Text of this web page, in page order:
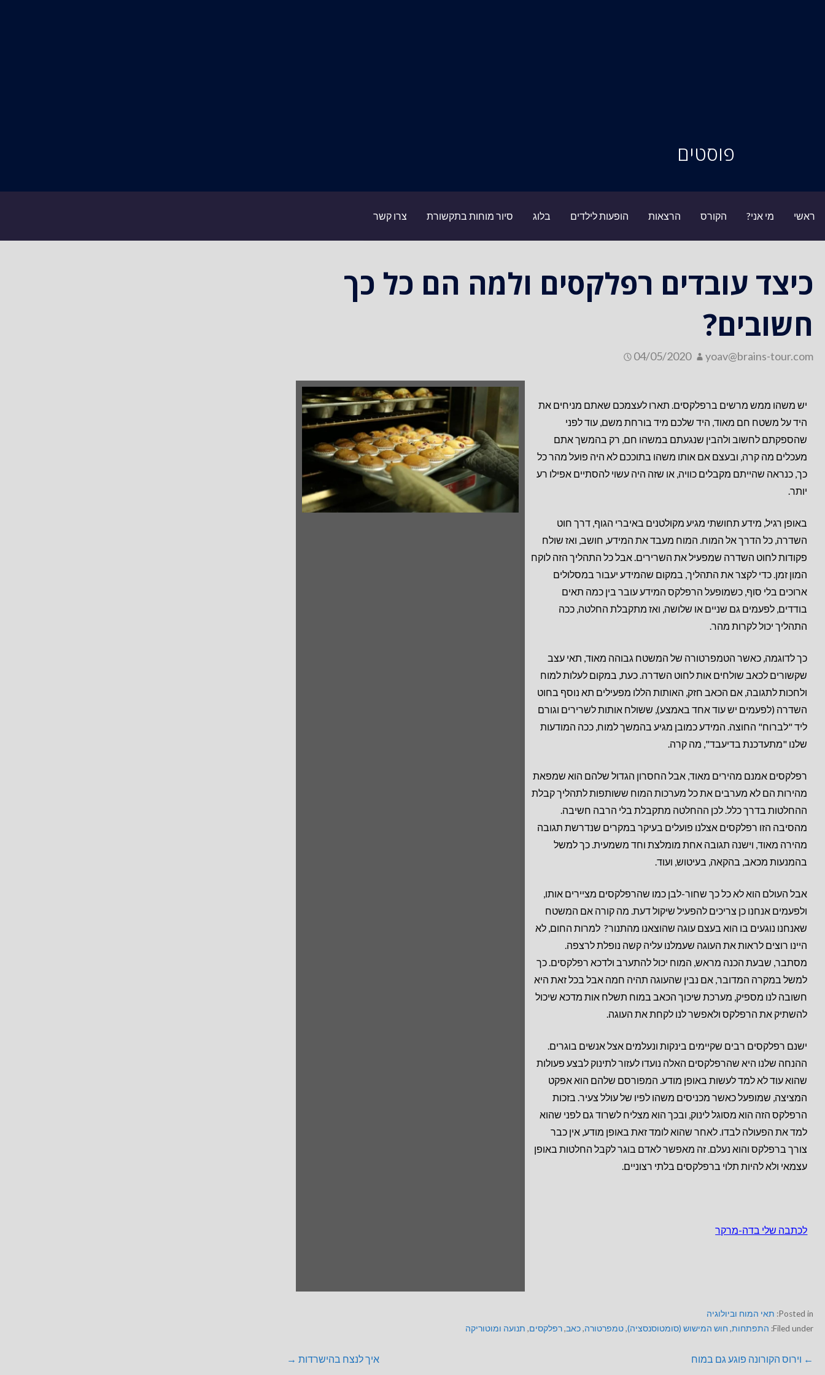
פוסטים
ראשי מי אני? הקורס הרצאות הופעות לילדים בלוג סיור מוחות בתקשורת צרו קשר
כיצד עובדים רפלקסים ולמה הם כל כך
חשובים?
04/05/2020 yoav@brains-tour.com
יש משהו ממש מרשים ברפלקסים. תארו לעצמכם שאתם מניחים את
היד על משטח חם מאוד, היד שלכם מיד בורחת משם, עוד לפני
שהספקתם לחשוב ולהבין שנגעתם במשהו חם, רק בהמשך אתם
מעכלים מה קרה, ובעצם אם אותו משהו בתוככם לא היה פועל מהר כל
כך, כנראה שהייתם מקבלים כוויה, או שזה היה עשוי להסתיים אפילו רע
יותר.
באופן רגיל, מידע תחושתי מגיע מקולטנים באיברי הגוף, דרך חוט
השדרה, כל הדרך אל המוח. המוח מעבד את המידע, חושב, ואז שולח
פקודות לחוט השדרה שמפעיל את השרירים. אבל כל התהליך הזה לוקח
המון זמן. כדי לקצר את התהליך, במקום שהמידע יעבור במסלולים
ארוכים בלי סוף, כשמופעל הרפלקס המידע עובר בין כמה תאים
בודדים, לפעמים גם שניים או שלושה, ואז מתקבלת החלטה, ככה
התהליך יכול לקרות מהר.
כך לדוגמה, כאשר הטמפרטורה של המשטח גבוהה מאוד, תאי עצב
שקשורים לכאב שולחים אות לחוט השדרה. כעת, במקום לעלות למוח
ולחכות לתגובה, אם הכאב חזק, האותות הללו מפעילים תא נוסף בחוט
השדרה (לפעמים יש עוד אחד באמצע), ששולח אותות לשרירים וגורם
ליד "לברוח" החוצה. המידע כמובן מגיע בהמשך למוח, ככה המודעות
שלנו "מתעדכנת בדיעבד", מה קרה.
רפלקסים אמנם מהירים מאוד, אבל החסרון הגדול שלהם הוא שמפאת
מהירות הם לא מערבים את כל מערכות המוח ששותפות לתהליך קבלת
ההחלטות בדרך כלל. לכן ההחלטה מתקבלת בלי הרבה חשיבה.
מהסיבה הזו רפלקסים אצלנו פועלים בעיקר במקרים שנדרשת תגובה
מהירה מאוד, וישנה תגובה אחת מומלצת וחד משמעית. כך למשל
בהמנעות מכאב, בהקאה, בעיטוש, ועוד.
אבל העולם הוא לא כל כך שחור-לבן כמו שהרפלקסים מציירים אותו,
ולפעמים אנחנו כן צריכים להפעיל שיקול דעת. מה קורה אם המשטח
שאנחנו נוגעים בו הוא בעצם עוגה שהוצאנו מהתנור? למרות החום, לא
היינו רוצים לראות את העוגה שעמלנו עליה קשה נופלת לרצפה.
מסתבר, שבעת הכנה מראש, המוח יכול להתערב ולדכא רפלקסים. כך
למשל במקרה המדובר, אם נבין שהעוגה תהיה חמה אבל בכל זאת היא
חשובה לנו מספיק, מערכת שיכוך הכאב במוח תשלח אות מדכא שיכול
להשתיק את הרפלקס ולאפשר לנו לקחת את העוגה.
ישנם רפלקסים רבים שקיימים בינקות ונעלמים אצל אנשים בוגרים.
ההנחה שלנו היא שהרפלקסים האלה נועדו לעזור לתינוק לבצע פעולות
שהוא עוד לא למד לעשות באופן מודע. המפורסם שלהם הוא אפקט
המציצה, שמופעל כאשר מכניסים משהו לפיו של עולל צעיר. בזכות
הרפלקס הזה הוא מסוגל לינוק, ובכך הוא מצליח לשרוד גם לפני שהוא
למד את הפעולה לבדו. לאחר שהוא לומד זאת באופן מודע, אין כבר
צורך ברפלקס והוא נעלם. זה מאפשר לאדם בוגר לקבל החלטות באופן
עצמאי ולא להיות תלוי ברפלקסים בלתי רצוניים.
לכתבה שלי בדה-מרקר
Posted in: תאי המוח וביולוגיה
Filed under: התפתחות, חוש המישוש (סומטוסנסציה),טמפרטורה,כאב,רפלקסים, תנועה ומוטוריקה
← וירוס הקורונה פוגע גם במוח איך לנצח בהישרדות →